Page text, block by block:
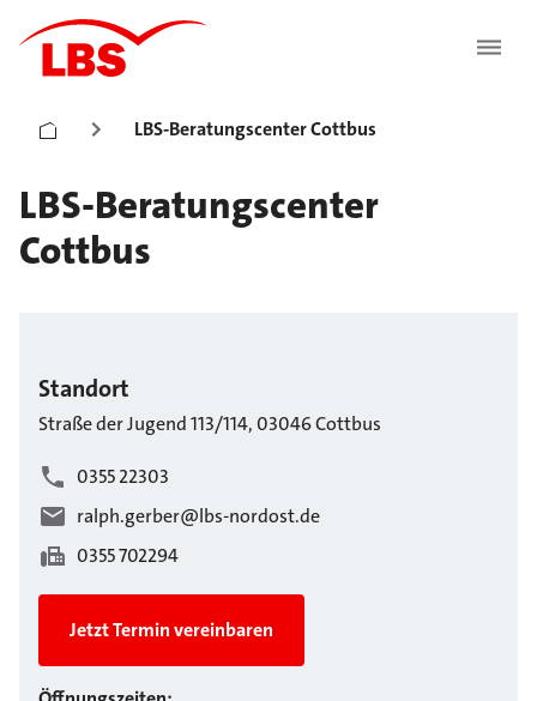
LBS-Beratungscenter Cottbus
LBS-Beratungscenter
Cottbus
Standort
Straße der Jugend113/114,03046Cottbus
0355 22303
ralph.gerber@lbs-nordost.de
0355 702294
Jetzt Termin vereinbaren